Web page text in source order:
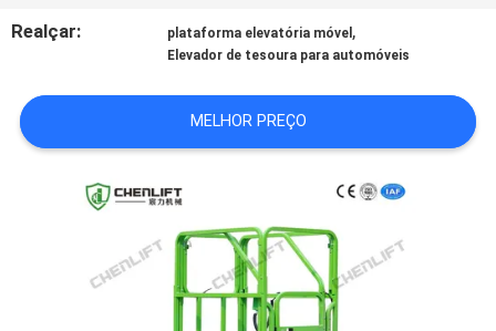
ORÇAMENTO
MAPA
Realçar: plataforma elevatória móvel ,
Elevador de tesoura para automóveis
MELHOR PREÇO